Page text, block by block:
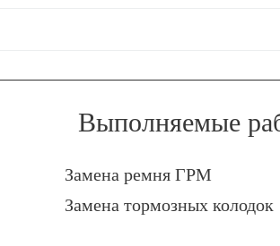
Выполняемые
Замена ремня ГРМ
Замена тормозных колодок